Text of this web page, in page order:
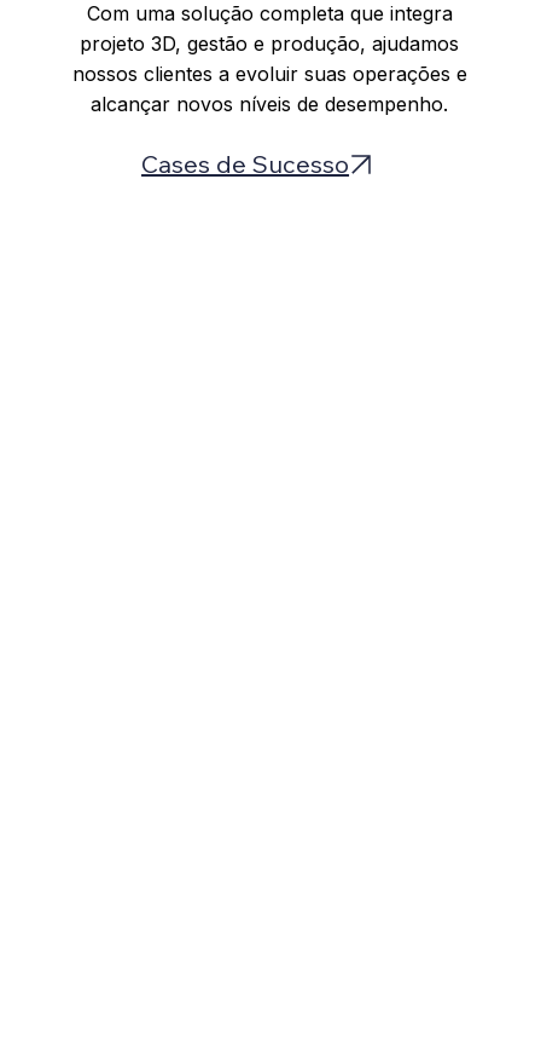
Com uma solução completa que integra
projeto 3D, gestão e produção, ajudamos
nossos clientes a evoluir suas operações e
alcançar novos níveis de desempenho.
Cases de Sucesso